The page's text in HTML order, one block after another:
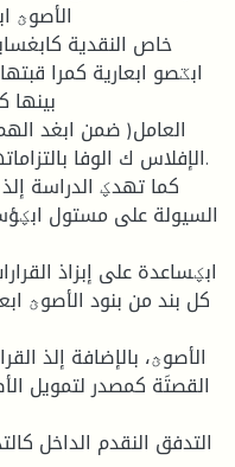
الأصوؿ
خاص النقدية
ابػصو ابعارية كمرا
بينها
العامل( ضمن ابغد
الإفلاس ك الوفا
كما تهدؼ الدراسة
السيولة على مستول
ابؼساعدة على إبزاذ
كل بند من بنود الأصوؿ
الأصوؿ، بالإضافة إلذ
القصتَة كمصدر لتمويل
التدفق النقدم الداخل